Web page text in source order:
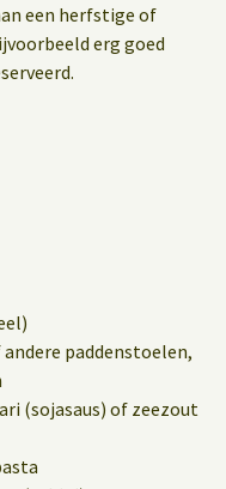
een herfstige of
erg goed
paddenstoelen,
(sojasaus) of zeezout